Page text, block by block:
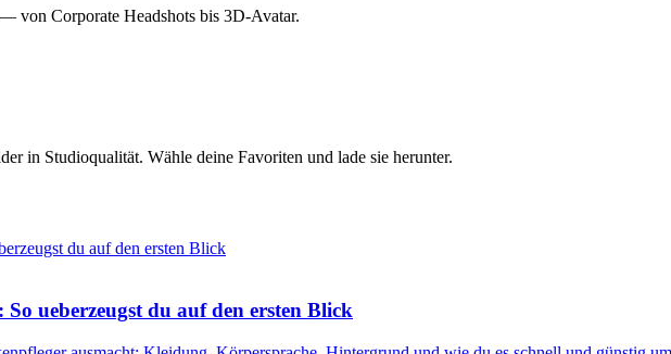
von Corporate Headshots bis 3D-Avatar.
in Studioqualität. Wähle deine Favoriten und lade sie herunter.
ueberzeugst du auf den ersten Blick